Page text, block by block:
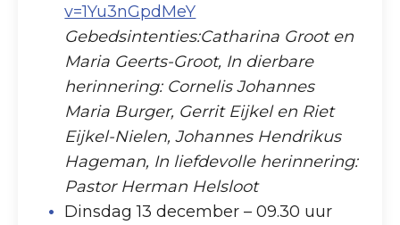
v=1Yu3nGpdMeY
Gebedsintenties:Catharina Groot en
Maria Geerts-Groot, In dierbare
herinnering: Cornelis Johannes
Maria Burger, Gerrit Eijkel en Riet
Eijkel-Nielen, Johannes Hendrikus
Hageman, In liefdevolle herinnering:
Pastor Herman Helsloot
Dinsdag 13 december – 09.30 uur